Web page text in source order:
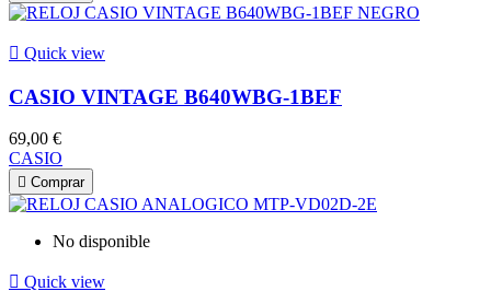
 Quick view
CASIO VINTAGE B640WBG-1BEF
69,00 €
CASIO
 Comprar
No disponible
 Quick view